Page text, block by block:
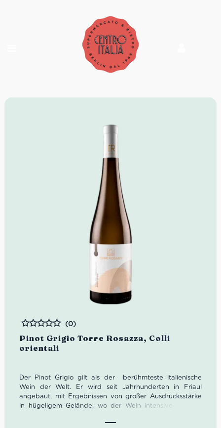
Pinot Grigio Torre Rosazza, Colli
orientali
Bewertet
(0)
Der Pinot Grigio gilt als der berühmteste italienische
Wein der Welt. Er wird seit Jahrhunderten in Friaul
angebaut, mit Ergebnissen von großer Ausdrucksstärke
in hügeligem Gelände, wo der Wein intensive Aromen